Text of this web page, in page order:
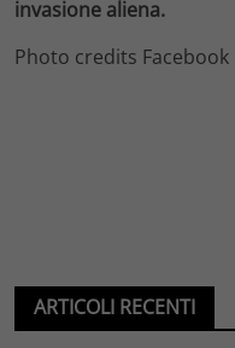
invasione aliena.
Photo credits Facebook
ARTICOLI RECENTI